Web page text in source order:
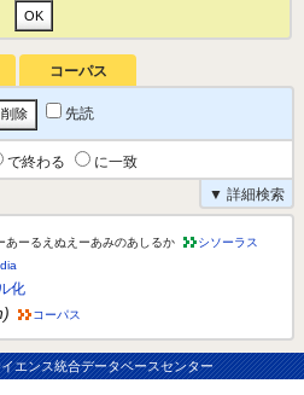
コーパス
先読
で終わる
に一致
▼ 詳細検索
あーるえぬえーあみのあしるか
シソーラス
化
コーパス
エンス統合データベースセンター